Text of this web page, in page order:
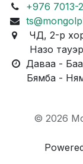
+976 7013-
ЧД, 2-р
Назо
Даваа -
Бямба -
© 2026